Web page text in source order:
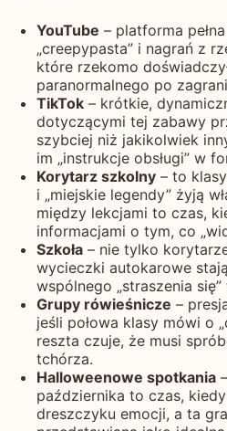
YouTube – platforma
„creepypasta” i nagrań z
które rzekomo
paranormalnego po
TikTok – krótkie,
dotyczącymi tej zabawy
szybciej niż jakikolwiek
im „instrukcje obsługi” w
Korytarz szkolny – to
i „miejskie legendy” żyją
między lekcjami to czas,
informacjami o tym, co
Szkoła – nie tylko
wycieczki autokarowe
wspólnego „straszenia się”
Grupy rówieśnicze –
jeśli połowa klasy mówi o
reszta czuje, że musi
tchórza.
Halloweenowe spotkania
października to czas,
dreszczyku emocji, a ta